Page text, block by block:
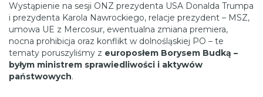
Wystąpienie na sesji ONZ prezydenta USA Donalda Trumpa
i prezydenta Karola Nawrockiego, relacje prezydent – MSZ,
umowa UE z Mercosur, ewentualna zmiana premiera,
nocna prohibicja oraz konflikt w dolnośląskiej PO – te
tematy poruszyliśmy z europosłem Borysem Budką –
byłym ministrem sprawiedliwości i aktywów
państwowych.